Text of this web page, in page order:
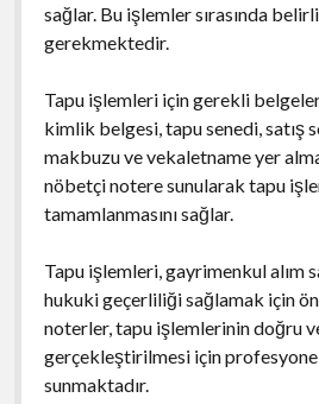
sağlar. Bu işlemler sırasında
gerekmektedir.
Tapu işlemleri için gerekli
kimlik belgesi, tapu senedi, satış
makbuzu ve vekaletname yer
nöbetçi notere sunularak tapu
tamamlanmasını sağlar.
Tapu işlemleri, gayrimenkul alım
hukuki geçerliliği sağlamak için
noterler, tapu işlemlerinin doğru
gerçekleştirilmesi için
sunmaktadır.